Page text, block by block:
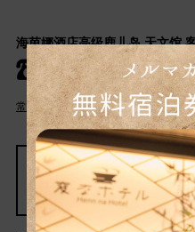
海茵娜酒店高级鹿儿岛 天文馆
050- 5211-
常见问题 住宿条款
团体